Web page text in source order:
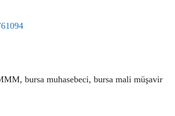
bursa muhasebeci, bursa mali müşavir